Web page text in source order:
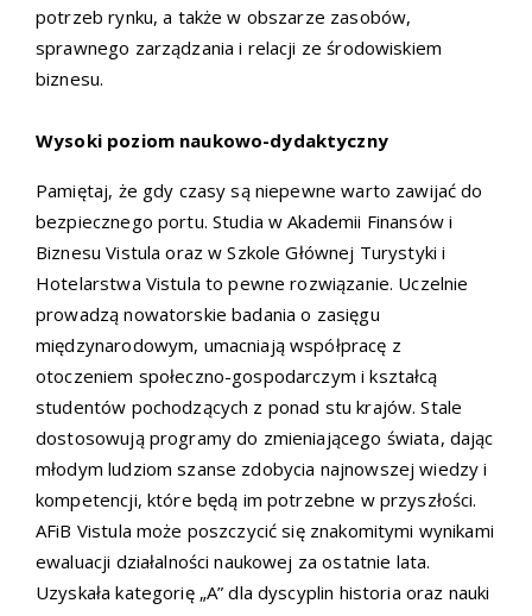
potrzeb rynku, a także w obszarze zasobów,
sprawnego zarządzania i relacji ze środowiskiem
biznesu.
Wysoki poziom naukowo-dydaktyczny
Pamiętaj, że gdy czasy są niepewne warto zawijać do
bezpiecznego portu. Studia w Akademii Finansów i
Biznesu Vistula oraz w Szkole Głównej Turystyki i
Hotelarstwa Vistula to pewne rozwiązanie. Uczelnie
prowadzą nowatorskie badania o zasięgu
międzynarodowym, umacniają współpracę z
otoczeniem społeczno-gospodarczym i kształcą
studentów pochodzących z ponad stu krajów. Stale
dostosowują programy do zmieniającego świata, dając
młodym ludziom szanse zdobycia najnowszej wiedzy i
kompetencji, które będą im potrzebne w przyszłości.
AFiB Vistula może poszczycić się znakomitymi wynikami
ewaluacji działalności naukowej za ostatnie lata.
Uzyskała kategorię „A” dla dyscyplin historia oraz nauki